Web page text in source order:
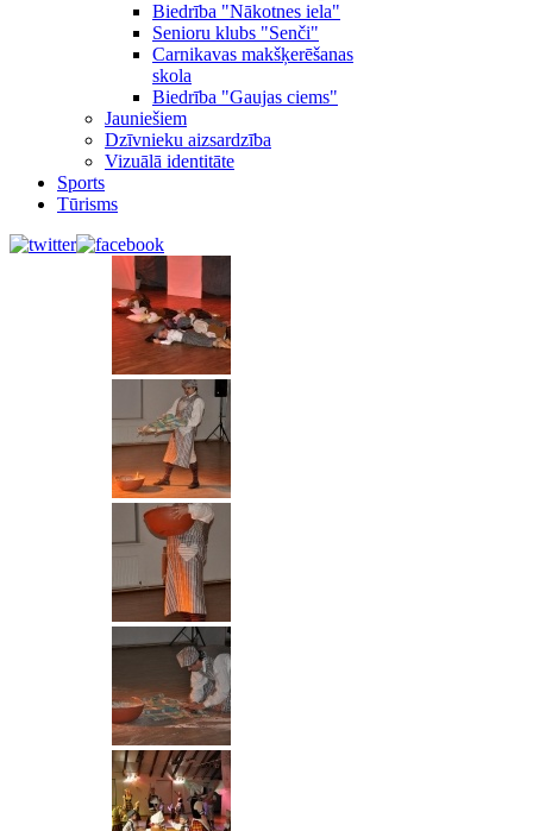
Biedrība "Nākotnes iela"
Senioru klubs "Senči"
Carnikavas makšķerēšanas
skola
Biedrība "Gaujas ciems"
Jauniešiem
Dzīvnieku aizsardzība
Vizuālā identitāte
Sports
Tūrisms